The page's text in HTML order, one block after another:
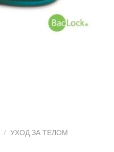
/ УХОД ЗА ТЕЛОМ